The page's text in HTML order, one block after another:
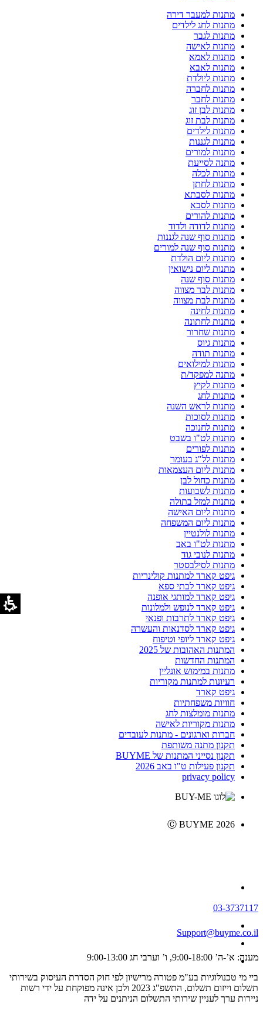
מתנות למעבר דירה
מתנות לחג לילדים
מתנות לגבר
מתנות לאישה
מתנות לאמא
מתנות לאבא
מתנות ליולדת
מתנות לחברה
מתנות לחבר
מתנות לבן זוג
מתנות לבת זוג
מתנות לילדים
מתנות לגננות
מתנות למורים
מתנה לסייעת
מתנות לכלה
מתנות לחתן
מתנות לסבתא
מתנות לסבא
מתנות להורים
מתנות לדודה ולדוד
מתנות סוף שנה לגננות
מתנות סוף שנה למורים
מתנות ליום הולדת
מתנות ליום נישואין
מתנות סוף שנה
מתנות לבר מצווה
מתנות לבת מצווה
מתנות לחינה
מתנות לחתונה
מתנות שחרור
מתנות גיוס
מתנות תודה
מתנות למילואים
מתנה למפקד/ת
מתנות לקיץ
מתנות לחג
מתנות לראש השנה
מתנות לסוכות
מתנות לחנוכה
מתנות לט"ו בשבט
מתנות לפורים
מתנות לל"ג בעומר
מתנות ליום העצמאות
מתנות כחול לבן
מתנות לשבועות
מתנות למזל בתולה
מתנות ליום האישה
מתנות ליום המשפחה
מתנות לולנטיין
מתנות לט"ו באב
מתנות לנובי גוד
מתנות לסילבסטר
גיפט קארד למתנות קולינריות
גיפט קארד לבתי ספא
גיפט קארד למותגי אופנה
גיפט קארד לנופש ולמלונות
גיפט קארד לתרבות ופנאי
גיפט קארד לסדנאות והעשרה
גיפט קארד ליופי וטיפוח
המתנות האהובות של 2025
המתנות החדשות
מתנות במימוש אונליין
רעיונות למתנות מקוריות
גיפט קארד
חוויות משפחתיות
מתנות מומלצות לחג
מתנות מקוריות לאישה
חברות וארגונים - מתנות לעובדים
תקנון מתנה משותפת
תקנון נסייני המתנות של BUYME
תקנון פעילות ט"ו באב 2026
privacy policy
Ⓒ BUYME 2026
03-3737117
Support@buyme.co.il
מענה: א’-ה’ 9:00-18:00, ו’ וערבי חג 9:00-13:00
ביי מי טכנולוגיות בע"מ פטורה מרישיון לפי חוק הסדרת העיסוק בשירותי
תשלום וייזום תשלום, התשפ"ג 2023 ולכן אינה מפוקחת על ידי רשות
ניירות ערך לעניין שירותי התשלום הניתנים על ידה